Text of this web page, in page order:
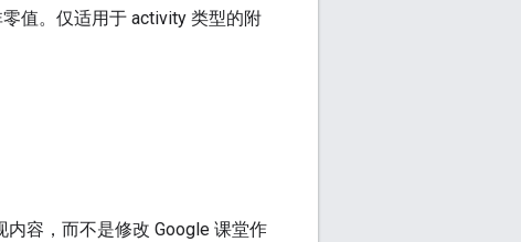
值。仅适用于 activity 类型的附
内容，而不是修改 Google 课堂作